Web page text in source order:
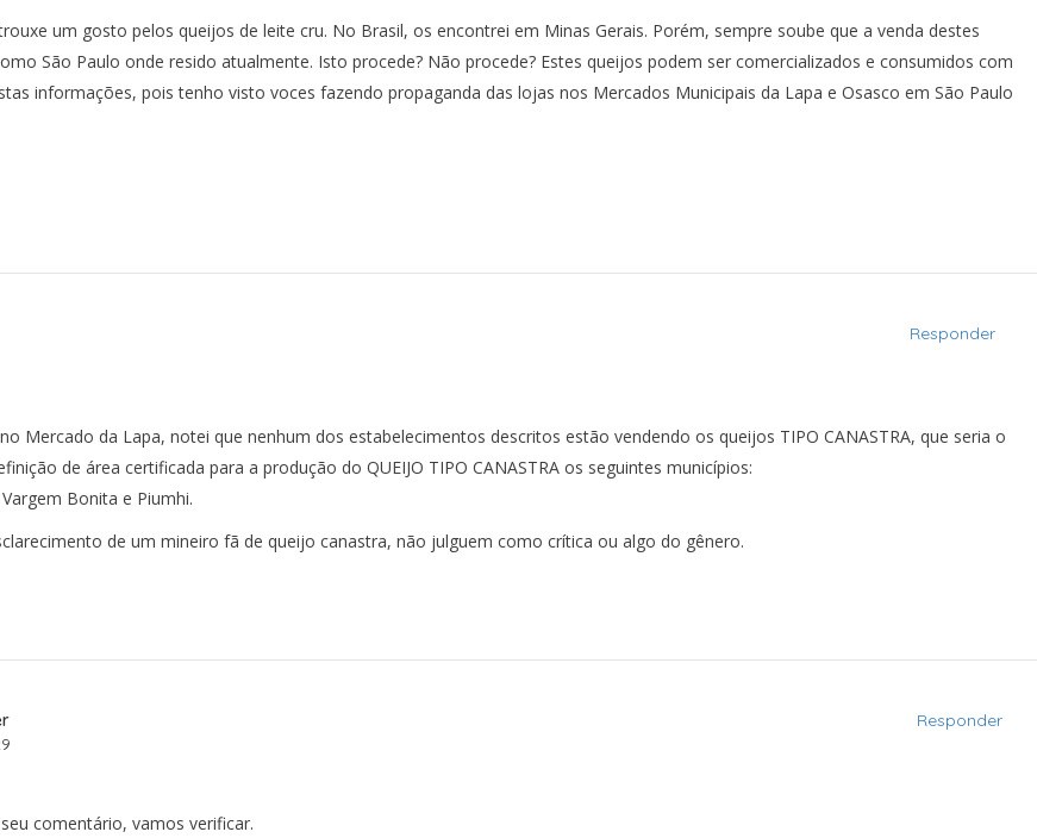
um gosto pelos queijos de leite cru. No Brasil, os encontrei em Minas Gerais. Porém, sempre soube que a venda destes
São Paulo onde resido atualmente. Isto procede? Não procede? Estes queijos podem ser comercializados e consumidos com
informações, pois tenho visto voces fazendo propaganda das lojas nos Mercados Municipais da Lapa e Osasco em São Paulo
Responder
Mercado da Lapa, notei que nenhum dos estabelecimentos descritos estão vendendo os queijos TIPO CANASTRA, que seria o
de área certificada para a produção do QUEIJO TIPO CANASTRA os seguintes municípios:
Bonita e Piumhi.
de um mineiro fã de queijo canastra, não julguem como crítica ou algo do gênero.
Responder
comentário, vamos verificar.